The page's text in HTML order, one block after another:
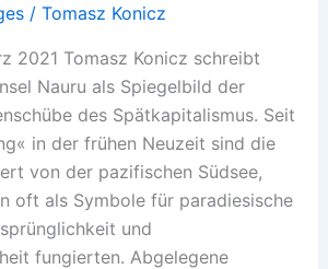
/ Tomasz Konicz
2021 Tomasz Konicz schreibt
Nauru als Spiegelbild der
des Spätkapitalismus. Seit
in der frühen Neuzeit sind die
von der pazifischen Südsee,
oft als Symbole für paradiesische
und
fungierten. Abgelegene